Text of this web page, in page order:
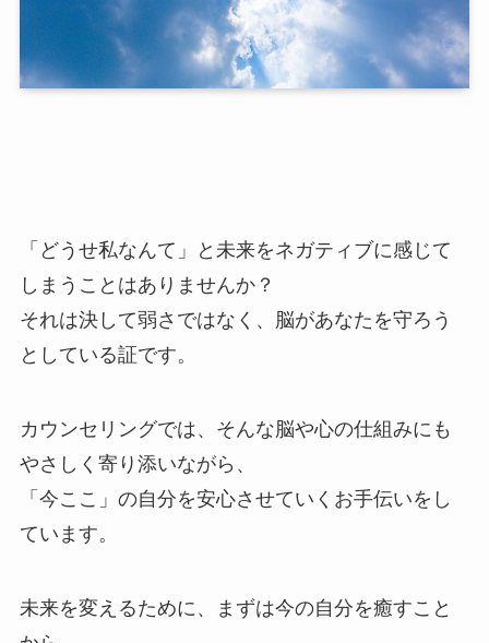
「どうせ私なんて」と未来をネガティブに感じて
しまうことはありませんか？
それは決して弱さではなく、脳があなたを守ろう
としている証です。
カウンセリングでは、そんな脳や心の仕組みにも
やさしく寄り添いながら、
「今ここ」の自分を安心させていくお手伝いをし
ています。
未来を変えるために、まずは今の自分を癒すこと